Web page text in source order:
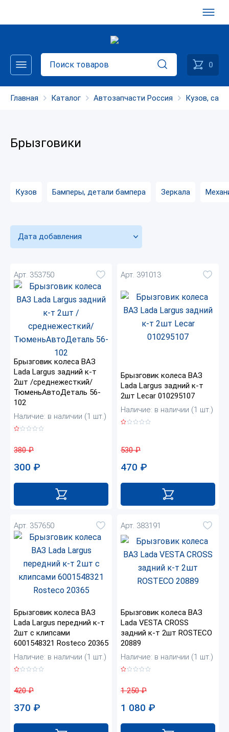
0
Главная Каталог Автозапчасти Россия Кузов,
Брызговики
Кузов Бамперы, детали бампера Зеркала
Дата добавления
Арт. 353750
Брызговик колеса ВАЗ
Lada Largus задний к-т
2шт /среднежесткий/
ТюменьАвтоДеталь 56-
102
Наличие: в наличии (1 шт.)
380₽
300 ₽
Арт. 391013
Брызговик колеса ВАЗ
Lada Largus задний к-т
2шт Lecar 010295107
Наличие: в наличии (1 шт.)
530₽
470 ₽
Арт. 357650
Брызговик колеса ВАЗ
Lada Largus передний к-т
2шт с клипсами
6001548321 Rosteco 20365
Наличие: в наличии (1 шт.)
420₽
370 ₽
Арт. 383191
Брызговик колеса ВАЗ
Lada VESTA CROSS
задний к-т 2шт ROSTECO
20889
Наличие: в наличии (1 шт.)
1 250₽
1 080 ₽